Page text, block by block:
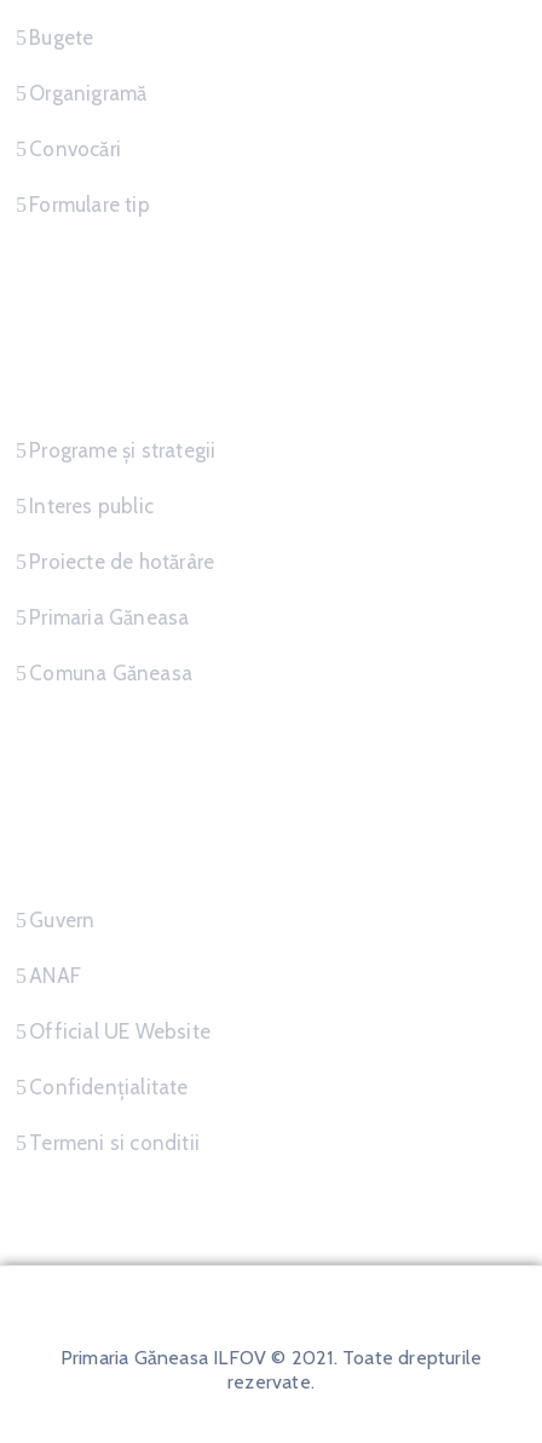
Bugete
Organigramă
Convocări
Formulare tip
Programe și strategii
Interes public
Proiecte de hotărâre
Primaria Găneasa
Comuna Găneasa
Guvern
ANAF
Official UE Website
Confidențialitate
Termeni si conditii
Primaria Găneasa ILFOV © 2021. Toate drepturile
rezervate.